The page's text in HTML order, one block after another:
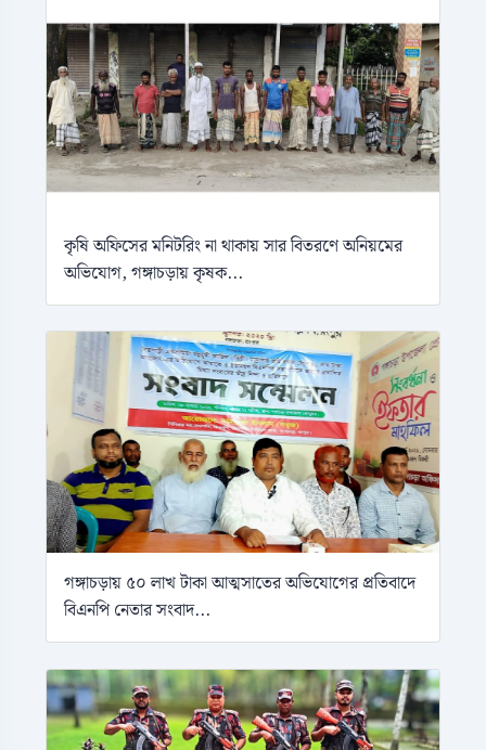
কৃষি অফিসের মনিটরিং না থাকায় সার বিতরণে অনিয়মের
অভিযোগ, গঙ্গাচড়ায় কৃষক...
গঙ্গাচড়ায় ৫০ লাখ টাকা আত্মসাতের অভিযোগের প্রতিবাদে
বিএনপি নেতার সংবাদ...